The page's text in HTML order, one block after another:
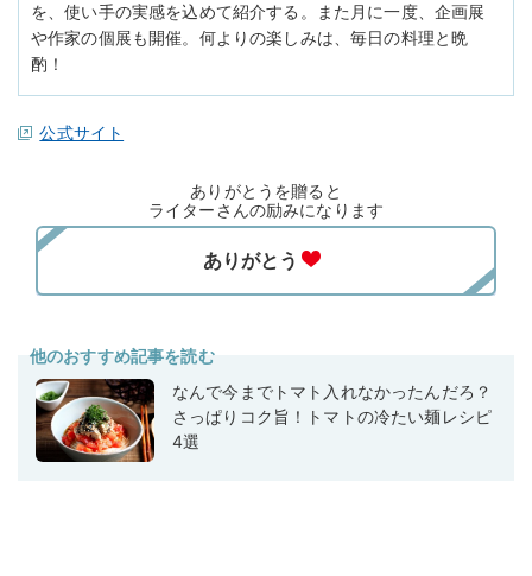
を、使い手の実感を込めて紹介する。また月に一度、企画展
や作家の個展も開催。何よりの楽しみは、毎日の料理と晩
酌！
公式サイト
ありがとうを贈ると
ライターさんの励みになります
他のおすすめ記事を読む
なんで今までトマト入れなかったんだろ？
さっぱりコク旨！トマトの冷たい麺レシピ
4選